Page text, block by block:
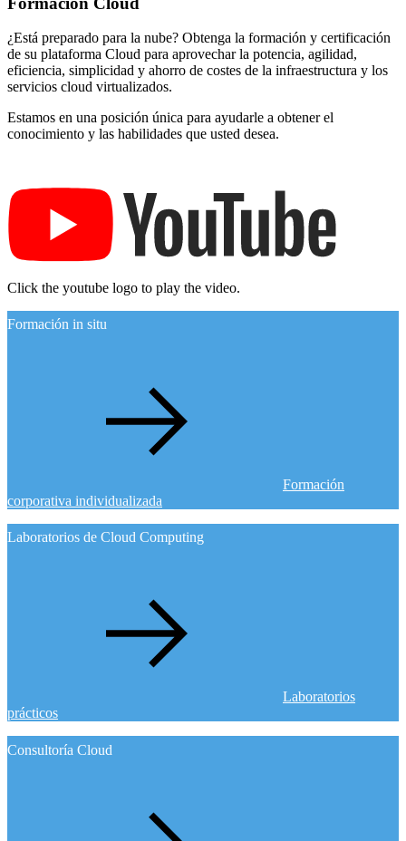
¿Está preparado para la nube? Obtenga la formación y certificación
de su plataforma Cloud para aprovechar la potencia, agilidad,
eficiencia, simplicidad y ahorro de costes de la infraestructura y los
servicios cloud virtualizados.
Estamos en una posición única para ayudarle a obtener el
conocimiento y las habilidades que usted desea.
Click the youtube logo to play the video.
Formación in situ
Formación
corporativa individualizada
Laboratorios de Cloud Computing
Laboratorios
prácticos
Consultoría Cloud